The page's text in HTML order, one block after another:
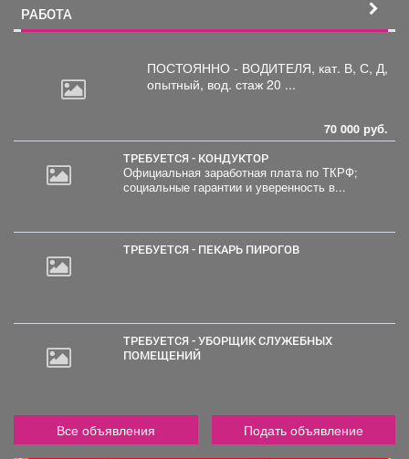
РАБОТА
ПОСТОЯННО - ВОДИТЕЛЯ, кат. В, С, Д,
опытный, вод. стаж 20 ...
70 000 руб.
ТРЕБУЕТСЯ - КОНДУКТОР
Официальная заработная плата по ТКРФ;
социальные гарантии и уверенность в...
ТРЕБУЕТСЯ - ПЕКАРЬ ПИРОГОВ
ТРЕБУЕТСЯ - УБОРЩИК СЛУЖЕБНЫХ
ПОМЕЩЕНИЙ
Все объявления Подать объявление